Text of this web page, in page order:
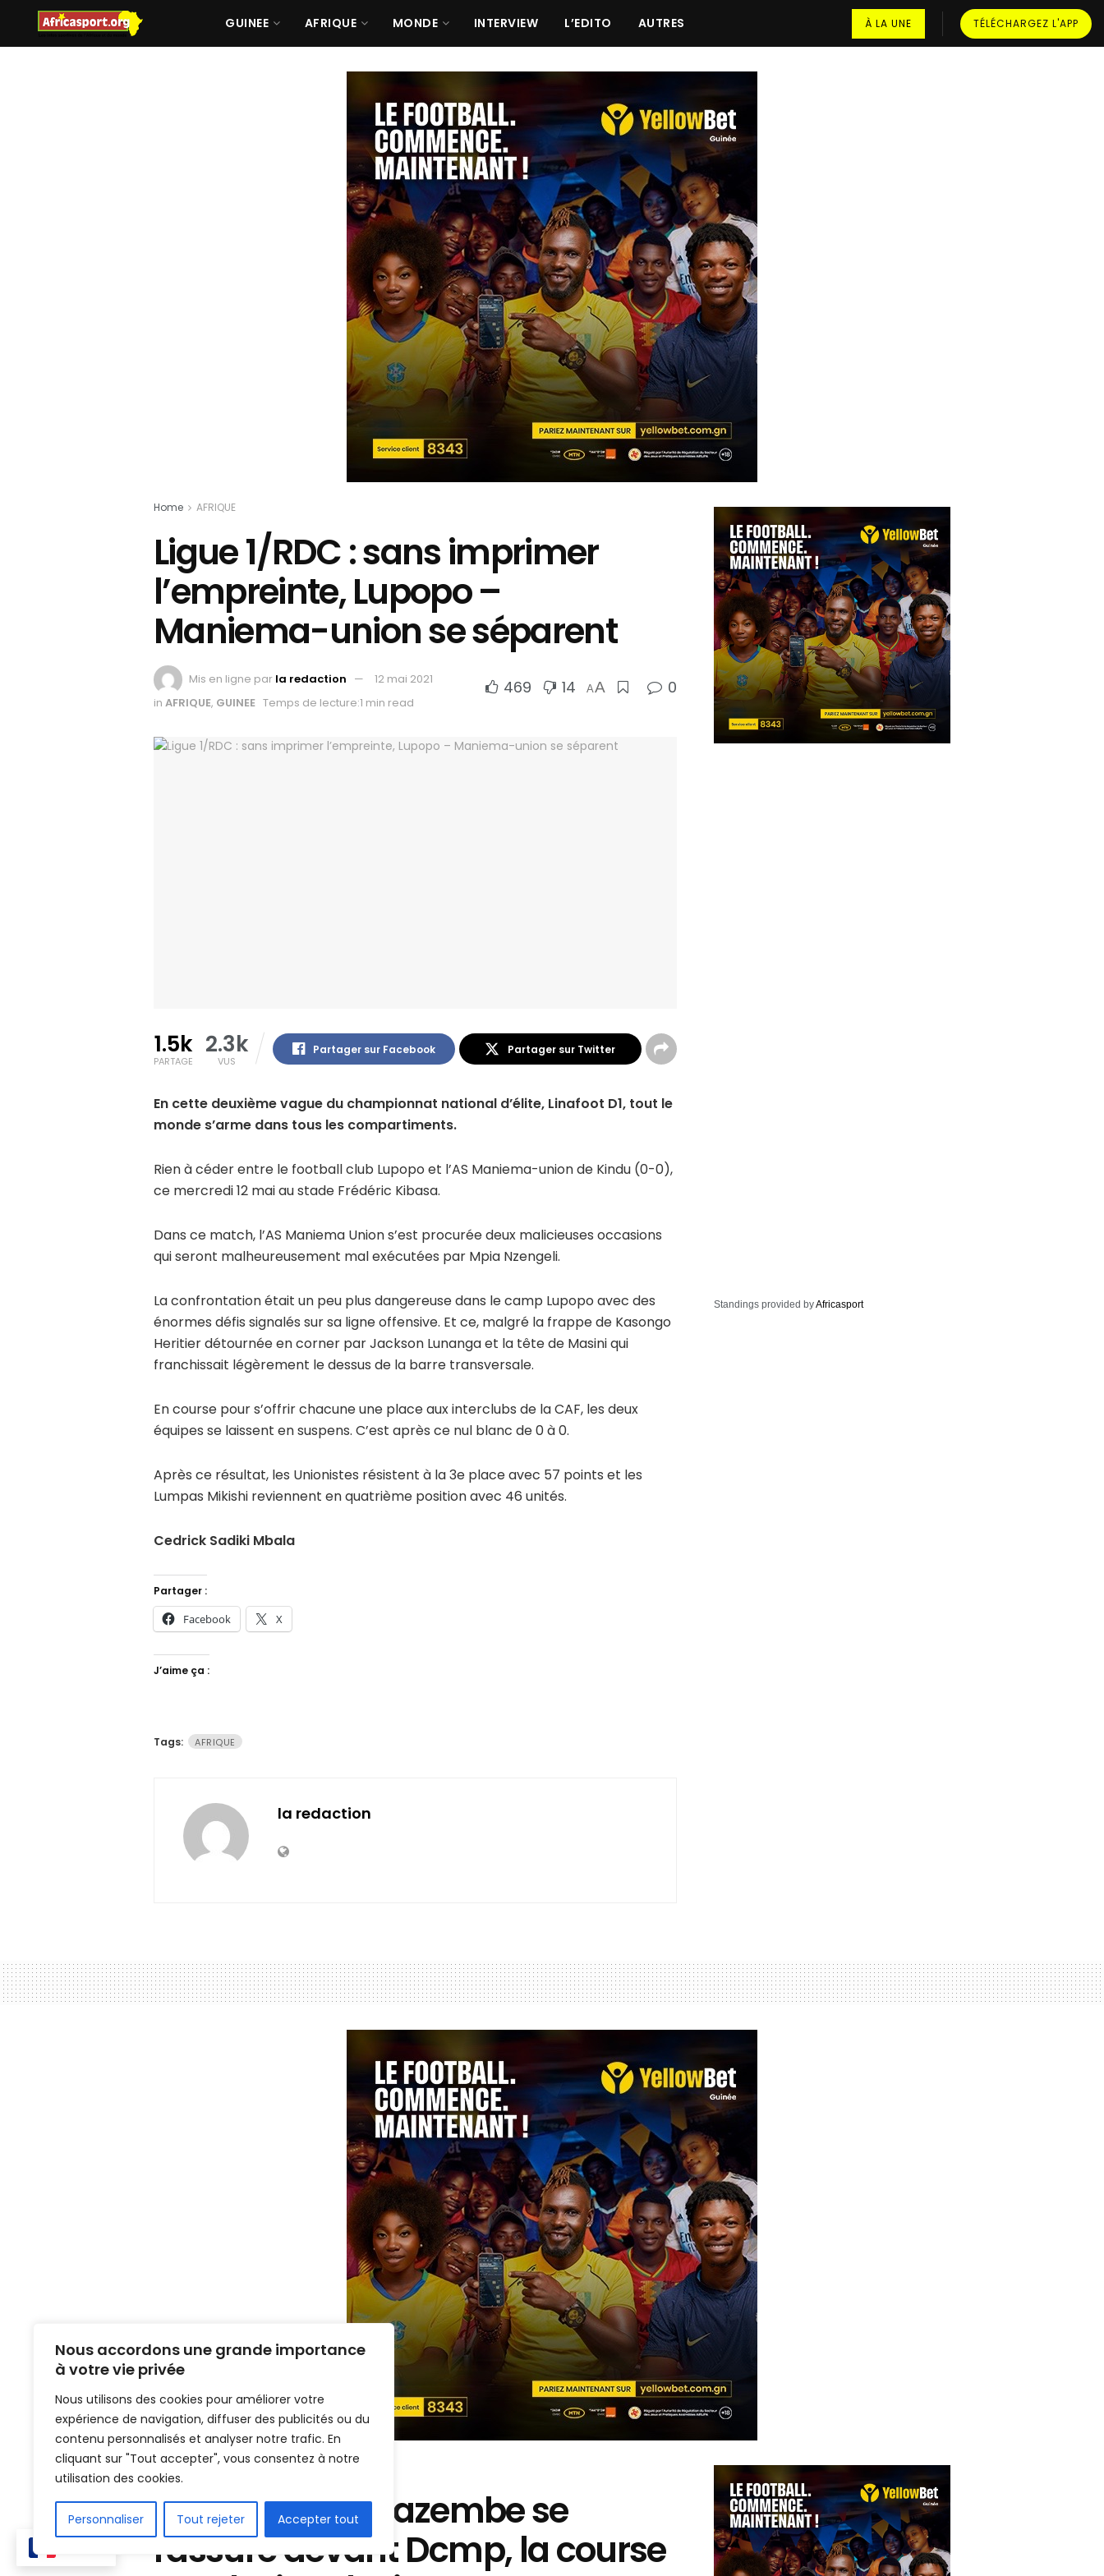
Nous accordons une grande importance
à votre vie privée
Nous utilisons des cookies pour améliorer votre
expérience de navigation, diffuser des publicités ou du
contenu personnalisés et analyser notre trafic. En
cliquant sur "Tout accepter", vous consentez à notre
utilisation des cookies.
Personnaliser Tout rejeter Accepter tout
GUINEE AFRIQUE MONDE INTERVIEW L’EDITO AUTRES À LA UNE TÉLÉCHARGEZ L'APP
Home AFRIQUE
Ligue 1/RDC : sans imprimer
l’empreinte, Lupopo –
Maniema-union se séparent
Mis en ligne par la redaction
12 mai 2021
in AFRIQUE, GUINEE Temps de lecture:1 min read
469 14 AA 0
1.5k
PARTAGE
2.3k
VUS
Partager sur Facebook Partager sur Twitter
En cette deuxième vague du championnat national d’élite, Linafoot D1, tout le
monde s’arme dans tous les compartiments.
Rien à céder entre le football club Lupopo et l’AS Maniema-union de Kindu (0-0),
ce mercredi 12 mai au stade Frédéric Kibasa.
Dans ce match, l’AS Maniema Union s’est procurée deux malicieuses occasions
qui seront malheureusement mal exécutées par Mpia Nzengeli.
La confrontation était un peu plus dangereuse dans le camp Lupopo avec des
énormes défis signalés sur sa ligne offensive. Et ce, malgré la frappe de Kasongo
Heritier détournée en corner par Jackson Lunanga et la tête de Masini qui
franchissait légèrement le dessus de la barre transversale.
En course pour s’offrir chacune une place aux interclubs de la CAF, les deux
équipes se laissent en suspens. C’est après ce nul blanc de 0 à 0.
Après ce résultat, les Unionistes résistent à la 3e place avec 57 points et les
Lumpas Mikishi reviennent en quatrième position avec 46 unités.
Cedrick Sadiki Mbala
Partager :
Facebook X
J’aime ça :
Tags: AFRIQUE
la redaction
Standings provided byAfricasport
Home AFRIQUE
Ligue 1/RDC : Mazembe se
rassure devant Dcmp, la course